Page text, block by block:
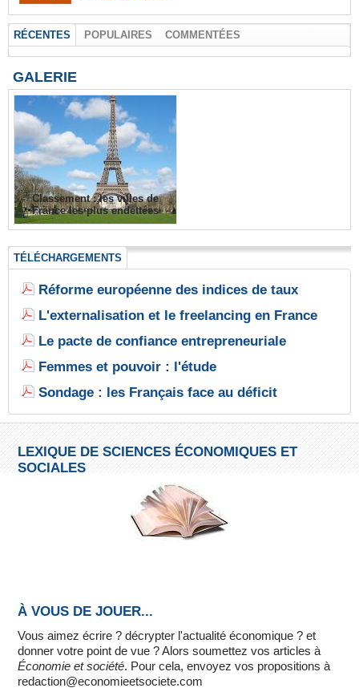
RÉCENTES POPULAIRES COMMENTÉES
GALERIE
Classement : les villes de
France les plus endettées
TÉLÉCHARGEMENTS
Réforme européenne des indices de taux
L'externalisation et le freelancing en France
Le pacte de confiance entrepreneuriale
Femmes et pouvoir : l'étude
Sondage : les Français face au déficit
LEXIQUE DE SCIENCES ÉCONOMIQUES ET
SOCIALES
À VOUS DE JOUER...
Vous aimez écrire ? décrypter l'actualité économique ? et
donner votre point de vue ? Alors soumettez vos articles à
Économie et société. Pour cela, envoyez vos propositions à
redaction@economieetsociete.com